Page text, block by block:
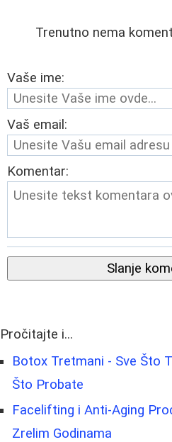
Trenutno nema
Vaše ime:
Vaš email:
Komentar:
Slanje
Pročitajte i...
Botox Tretmani - Sve Što
Što Probate
Facelifting i Anti-Aging
Zrelim Godinama